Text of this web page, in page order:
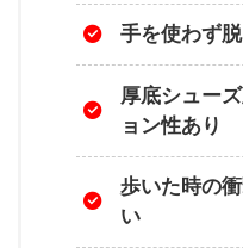
手を使わず
厚底シュー
ョン性あり
歩いた時の
い